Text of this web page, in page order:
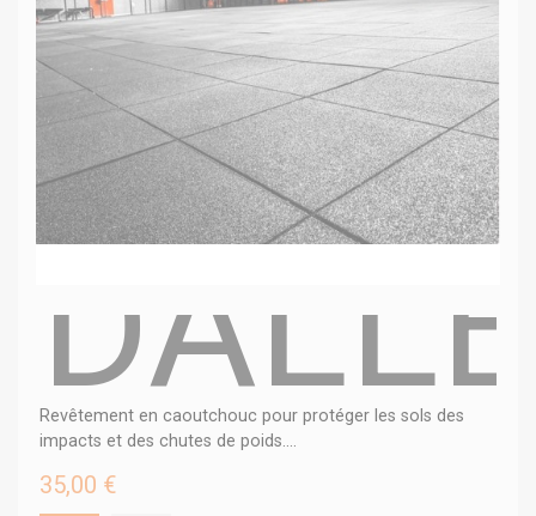
Revêtement en caoutchouc pour protéger les sols des
impacts et des chutes de poids....
35,00 €